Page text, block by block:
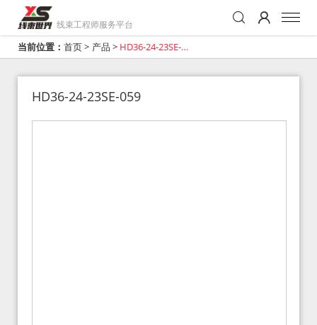
线束工程师服务平台
当前位置： 首页> 产品 > HD36-24-23SE-
HD36-24-23SE-059